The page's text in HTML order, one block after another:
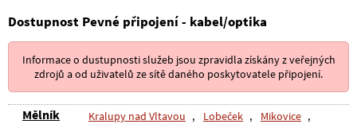
Dostupnost Pevné připojení - kabel/optika
Informace o dustupnosti služeb jsou zpravidla získány z veřejných
zdrojů a od uživatelů ze sítě daného poskytovatele připojení.
Mělník Kralupy nad Vltavou , Lobeček , Mikovice ,